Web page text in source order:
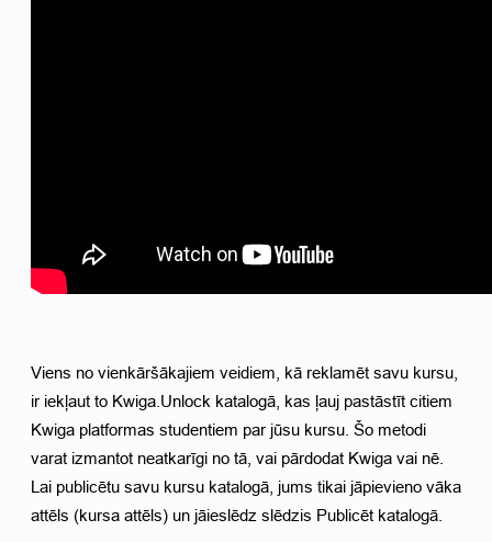
Viens no vienkāršākajiem veidiem, kā reklamēt savu kursu,
ir iekļaut to Kwiga.Unlock katalogā, kas ļauj pastāstīt citiem
Kwiga platformas studentiem par jūsu kursu. Šo metodi
varat izmantot neatkarīgi no tā, vai pārdodat Kwiga vai nē.
Lai publicētu savu kursu katalogā, jums tikai jāpievieno vāka
attēls (kursa attēls) un jāieslēdz slēdzis Publicēt katalogā.